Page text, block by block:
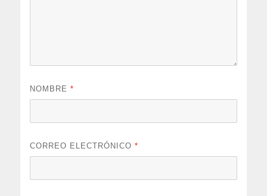
NOMBRE*
CORREO ELECTRÓNICO*